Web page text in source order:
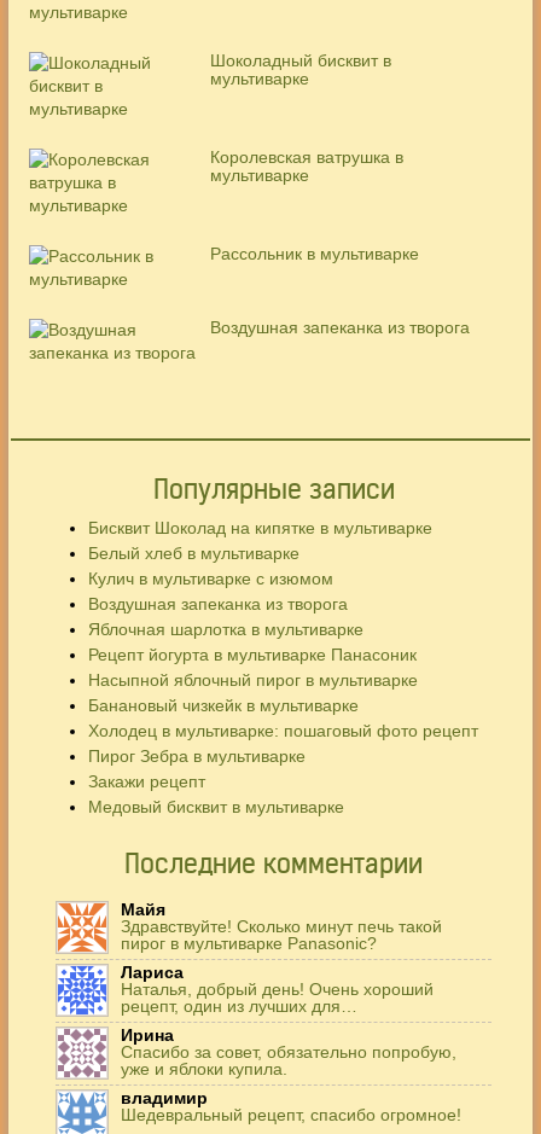
Шоколадный бисквит в
мультиварке
Королевская ватрушка в
мультиварке
Рассольник в мультиварке
Воздушная запеканка из творога
Популярные записи
Бисквит Шоколад на кипятке в мультиварке
Белый хлеб в мультиварке
Кулич в мультиварке с изюмом
Воздушная запеканка из творога
Яблочная шарлотка в мультиварке
Рецепт йогурта в мультиварке Панасоник
Насыпной яблочный пирог в мультиварке
Банановый чизкейк в мультиварке
Холодец в мультиварке: пошаговый фото рецепт
Пирог Зебра в мультиварке
Закажи рецепт
Медовый бисквит в мультиварке
Последние комментарии
Майя
Здравствуйте! Сколько минут печь такой
пирог в мультиварке Panasonic?
Лариса
Наталья, добрый день! Очень хороший
рецепт, один из лучших для…
Ирина
Спасибо за совет, обязательно попробую,
уже и яблоки купила.
владимир
Шедевральный рецепт, спасибо огромное!